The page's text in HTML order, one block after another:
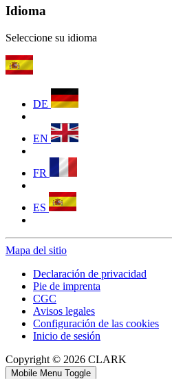
Idioma
Seleccione su idioma
DE
EN
FR
ES
Mapa del sitio
Declaración de privacidad
Pie de imprenta
CGC
Avisos legales
Configuración de las cookies
Inicio de sesión
Copyright © 2026 CLARK
Mobile Menu Toggle